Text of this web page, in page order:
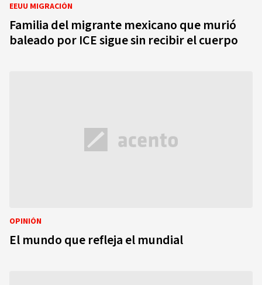
EEUU MIGRACIÓN
Familia del migrante mexicano que murió
baleado por ICE sigue sin recibir el cuerpo
OPINIÓN
El mundo que refleja el mundial